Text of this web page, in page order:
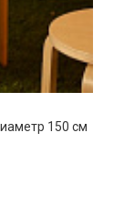
150 см